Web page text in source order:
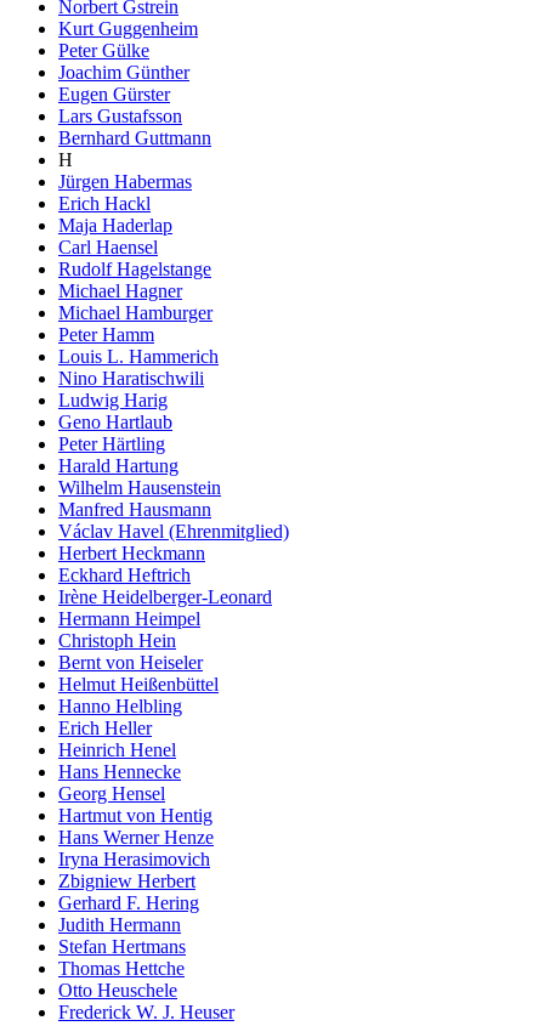
Norbert Gstrein
Kurt Guggenheim
Peter Gülke
Joachim Günther
Eugen Gürster
Lars Gustafsson
Bernhard Guttmann
H
Jürgen Habermas
Erich Hackl
Maja Haderlap
Carl Haensel
Rudolf Hagelstange
Michael Hagner
Michael Hamburger
Peter Hamm
Louis L. Hammerich
Nino Haratischwili
Ludwig Harig
Geno Hartlaub
Peter Härtling
Harald Hartung
Wilhelm Hausenstein
Manfred Hausmann
Václav Havel (Ehrenmitglied)
Herbert Heckmann
Eckhard Heftrich
Irène Heidelberger-Leonard
Hermann Heimpel
Christoph Hein
Bernt von Heiseler
Helmut Heißenbüttel
Hanno Helbling
Erich Heller
Heinrich Henel
Hans Hennecke
Georg Hensel
Hartmut von Hentig
Hans Werner Henze
Iryna Herasimovich
Zbigniew Herbert
Gerhard F. Hering
Judith Hermann
Stefan Hertmans
Thomas Hettche
Otto Heuschele
Frederick W. J. Heuser